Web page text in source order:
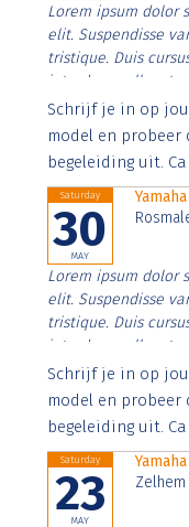
Lorem ipsum dolor
elit. Suspendisse
tristique. Duis
interdum nulla, ut
Aenean faucibus
imperdiet. Nunc ut
Schrijf je in op
model en
begeleiding uit.
Saturday
30
MAY
Lorem ipsum dolor
elit. Suspendisse
tristique. Duis
interdum nulla, ut
Aenean faucibus
imperdiet. Nunc ut
Schrijf je in op
model en
begeleiding uit.
Saturday
23
MAY
Zelhem